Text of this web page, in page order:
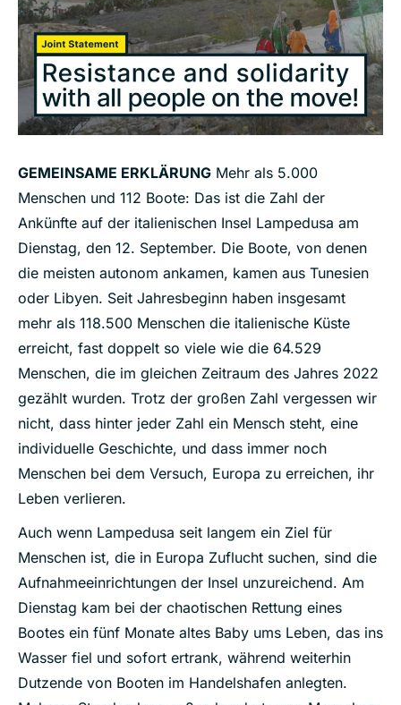
GEMEINSAME ERKLÄRUNG Mehr als 5.000
Menschen und 112 Boote: Das ist die Zahl der
Ankünfte auf der italienischen Insel Lampedusa am
Dienstag, den 12. September. Die Boote, von denen
die meisten autonom ankamen, kamen aus Tunesien
oder Libyen. Seit Jahresbeginn haben insgesamt
mehr als 118.500 Menschen die italienische Küste
erreicht, fast doppelt so viele wie die 64.529
Menschen, die im gleichen Zeitraum des Jahres 2022
gezählt wurden. Trotz der großen Zahl vergessen wir
nicht, dass hinter jeder Zahl ein Mensch steht, eine
individuelle Geschichte, und dass immer noch
Menschen bei dem Versuch, Europa zu erreichen, ihr
Leben verlieren.
Auch wenn Lampedusa seit langem ein Ziel für
Menschen ist, die in Europa Zuflucht suchen, sind die
Aufnahmeeinrichtungen der Insel unzureichend. Am
Dienstag kam bei der chaotischen Rettung eines
Bootes ein fünf Monate altes Baby ums Leben, das ins
Wasser fiel und sofort ertrank, während weiterhin
Dutzende von Booten im Handelshafen anlegten.